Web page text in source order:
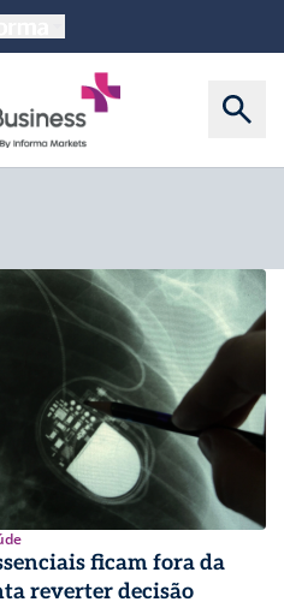
ficam fora da
reverter decisão